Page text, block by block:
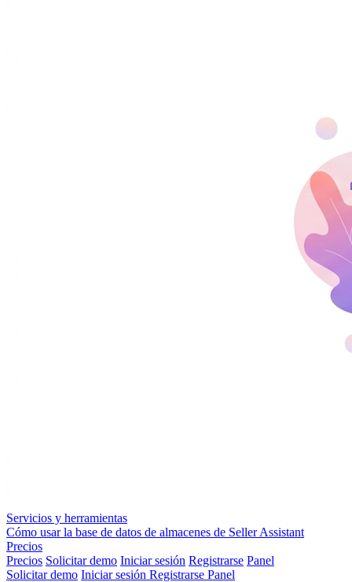
Servicios y herramientas
Cómo usar la base de datos de almacenes de Seller Assistant
Precios
Precios Solicitar demo Iniciar sesión Registrarse Panel
Solicitar demo Iniciar sesión Registrarse Panel